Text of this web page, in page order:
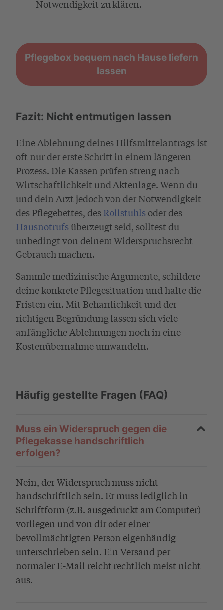
Notwendigkeit zu klären.
Pflegebox bequem nach Hause liefern
lassen
Fazit: Nicht entmutigen lassen
Eine Ablehnung deines Hilfsmittelantrags ist
oft nur der erste Schritt in einem längeren
Prozess. Die Kassen prüfen streng nach
Wirtschaftlichkeit und Aktenlage. Wenn du
und dein Arzt jedoch von der Notwendigkeit
des Pflegebettes, desRollstuhlsoder des
Hausnotrufsüberzeugt seid, solltest du
unbedingt von deinem Widerspruchsrecht
Gebrauch machen.
Sammle medizinische Argumente, schildere
deine konkrete Pflegesituation und halte die
Fristen ein. Mit Beharrlichkeit und der
richtigen Begründung lassen sich viele
anfängliche Ablehnungen noch in eine
Kostenübernahme umwandeln.
Häufig gestellte Fragen (FAQ)
Muss ein Widerspruch gegen die
Pflegekasse handschriftlich
erfolgen?
Nein, der Widerspruch muss nicht
handschriftlich sein. Er muss lediglich in
Schriftform (z.B. ausgedruckt am Computer)
vorliegen und von dir oder einer
bevollmächtigten Person eigenhändig
unterschrieben sein. Ein Versand per
normaler E-Mail reicht rechtlich meist nicht
aus.